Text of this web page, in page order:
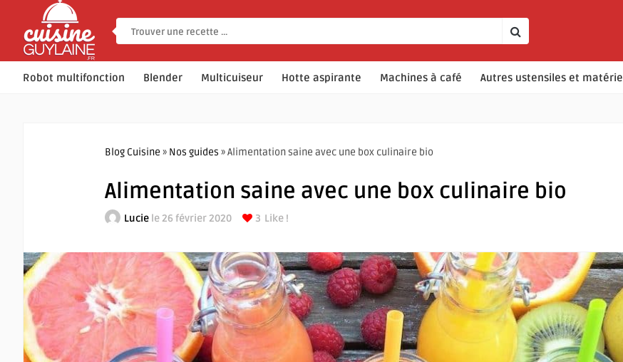
Robot multifonction Blender Multicuiseur Hotte aspirante Machines à café Autres ustensiles et matériel
Blog Cuisine » Nos guides » Alimentation saine avec une box culinaire bio
Alimentation saine avec une box culinaire bio
Lucie le 26 février 2020 3 Like !